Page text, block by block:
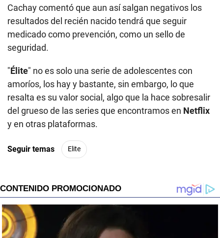
Cachay comentó que aun así salgan negativos los
resultados del recién nacido tendrá que seguir
medicado como prevención, como un sello de
seguridad.
"Élite" no es solo una serie de adolescentes con
amoríos, los hay y bastante, sin embargo, lo que
resalta es su valor social, algo que la hace sobresalir
del grueso de las series que encontramos en Netflix
y en otras plataformas.
Seguir temas Elite